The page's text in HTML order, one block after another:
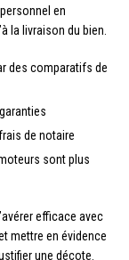
en
la livraison du bien.
des comparatifs de
de notaire
sont plus
efficace avec
mettre en évidence
une décote.